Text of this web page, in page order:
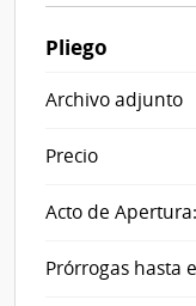
Pliego
Archivo adjunto
Precio
Acto de Apertura:
Prórrogas hasta